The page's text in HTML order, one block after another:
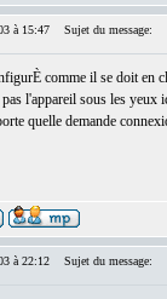
à 15:47 Sujet du message:
comme il se doit en
l'appareil sous les
quelle demande
à 22:12 Sujet du message: